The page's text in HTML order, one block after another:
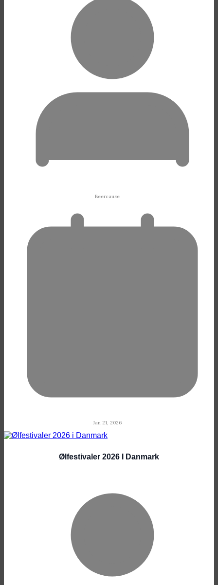
Beercause
Jan 21, 2026
Ølfestivaler 2026 I Danmark